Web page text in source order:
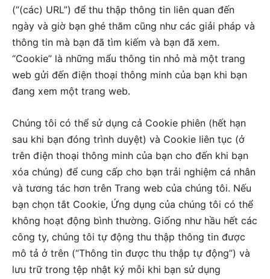
(“(các) URL”) để thu thập thông tin liên quan đến
ngày và giờ bạn ghé thăm cũng như các giải pháp và
thông tin mà bạn đã tìm kiếm và bạn đã xem.
“Cookie” là những mẩu thông tin nhỏ mà một trang
web gửi đến điện thoại thông minh của bạn khi bạn
đang xem một trang web.
Chúng tôi có thể sử dụng cả Cookie phiên (hết hạn
sau khi bạn đóng trình duyệt) và Cookie liên tục (ở
trên điện thoại thông minh của bạn cho đến khi bạn
xóa chúng) để cung cấp cho bạn trải nghiệm cá nhân
và tương tác hơn trên Trang web của chúng tôi. Nếu
bạn chọn tắt Cookie, Ứng dụng của chúng tôi có thể
không hoạt động bình thường. Giống như hầu hết các
công ty, chúng tôi tự động thu thập thông tin được
mô tả ở trên (“Thông tin được thu thập tự động”) và
lưu trữ trong tệp nhật ký mỗi khi bạn sử dụng